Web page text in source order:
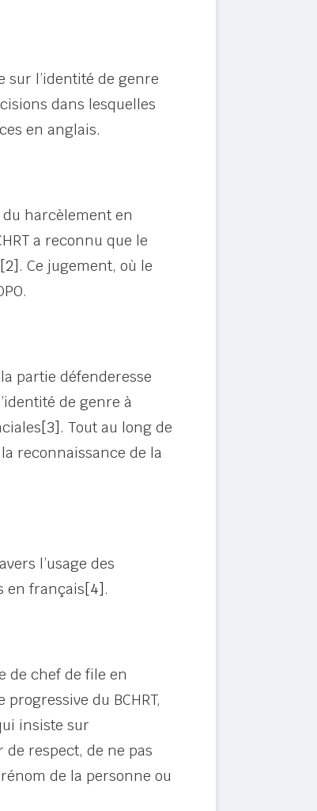
l’identité de genre
dans lesquelles
en anglais.
du harcèlement en
a reconnu que le
[2]. Ce jugement, où le
partie défenderesse
de genre à
[3]. Tout au long de
reconnaissance de la
l’usage des
en français[4].
de chef de file en
du BCHRT,
insiste sur
respect, de ne pas
de la personne ou